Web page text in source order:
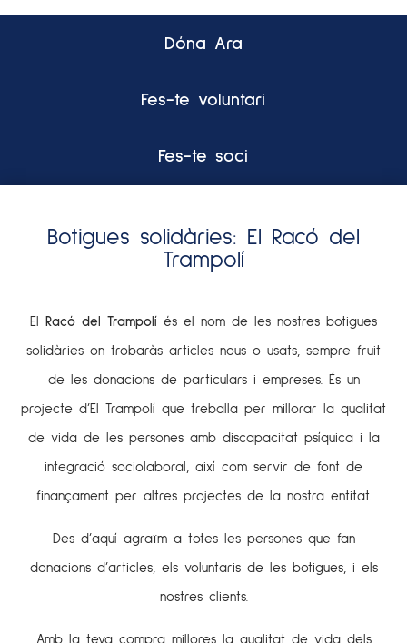
Dóna Ara
Fes-te voluntari
Fes-te soci
Botigues solidàries: El Racó del
Trampolí
El Racó del Trampolí és el nom de les nostres botigues
solidàries on trobaràs articles nous o usats, sempre fruit
de les donacions de particulars i empreses. És un
projecte d’El Trampolí que treballa per millorar la qualitat
de vida de les persones amb discapacitat psíquica i la
integració sociolaboral, així com servir de font de
finançament per altres projectes de la nostra entitat.
Des d’aquí agraïm a totes les persones que fan
donacions d’articles, els voluntaris de les botigues, i els
nostres clients.
Amb la teva compra millores la qualitat de vida dels